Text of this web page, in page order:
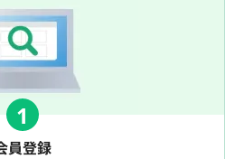
1
員登録